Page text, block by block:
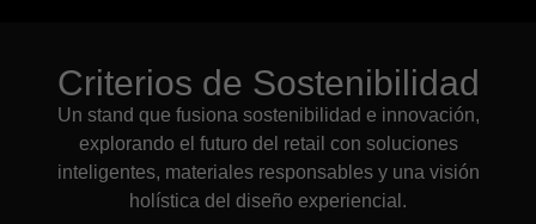
Criterios de Sostenibilidad
Un stand que fusiona sostenibilidad e innovación,
explorando el futuro del retail con soluciones
inteligentes, materiales responsables y una visión
holística del diseño experiencial.